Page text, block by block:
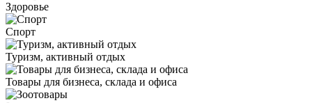
Здоровье
Спорт
Туризм, активный отдых
Товары для бизнеса, склада и офиса